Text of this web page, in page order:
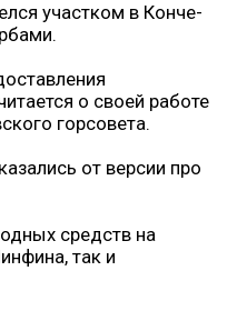
участком в Конче-
о своей работе
горсовета.
от версии про
средств на
так и